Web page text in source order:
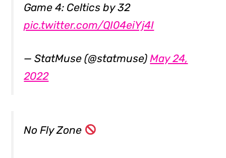
Game 4: Celtics by 32
pic.twitter.com/QI04eiYj4I
— StatMuse (@statmuse)May 24,
2022
No Fly Zone